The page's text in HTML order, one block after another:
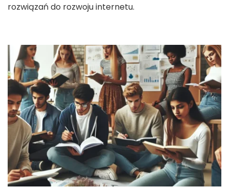
rozwiązań do rozwoju internetu.